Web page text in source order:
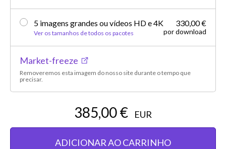
5 imagens grandes ou vídeos HD e 4K
Ver os tamanhos de todos os pacotes
330,00 €
por download
Market-freeze
Removeremos esta imagem do nosso site durante o tempo que
precisar.
385,00 € EUR
ADICIONAR AO CARRINHO